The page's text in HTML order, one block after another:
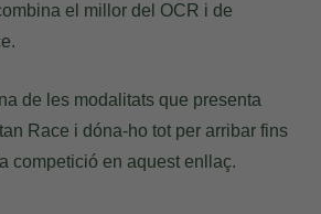
el millor del OCR i de
de les modalitats que presenta
Race i dóna-ho tot per arribar fins
competició en aquest enllaç.